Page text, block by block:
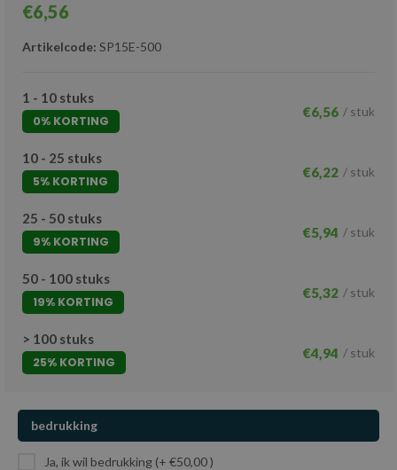
€6,56
Artikelcode: SP15E-500
1 - 10 stuks
0% KORTING
€6,56 / stuk
10 - 25 stuks
5% KORTING
€6,22 / stuk
25 - 50 stuks
9% KORTING
€5,94 / stuk
50 - 100 stuks
19% KORTING
€5,32 / stuk
> 100 stuks
25% KORTING
€4,94 / stuk
bedrukking
Ja, ik wil bedrukking (+ €50,00 )